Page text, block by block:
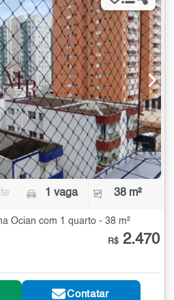
1 vaga 38 m²
Ocian com 1 quarto - 38 m²
R$ 2.470
Contatar